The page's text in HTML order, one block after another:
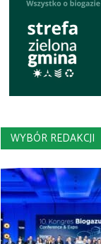
WYBÓR REDAKCJI